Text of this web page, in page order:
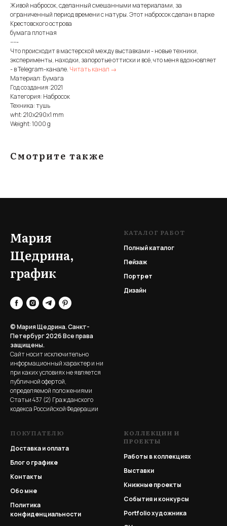
Живой набросок, сделанный смешанными материалами, за
ограниченный период времени с натуры. Этот набросок сделан в парке
Крестовского острова
бумага плотная
-----
Что происходит в мастерской между выставками - новые техники,
эксперименты, находки, запоротые оттиски и всё, что меня вдохновляет
- в Telegram-канале. Читать канал →
Материал: Бумага
Год создания: 2021
Категория: Набросок
Техника: тушь
wht: 210x290x1 mm
Weight: 1000 g
Смотрите также
Мария
Щедрина,
график
© Мария Щедрина. Санкт-
Петербург 2026Все права
защищены.
Сайт носит исключительно
информационный характер и ни
при каких условиях не является
публичной офертой,
определяемой положениями
Статьи 437 (2) Гражданского
кодекса Российской Федерации
КАТАЛОГ РАБОТ
Полный каталог
Пейзаж
Портрет
Дизайн
ПОКУПАТЕЛЮ
Доставка и оплата
Блог о графике
Контакты
Обо мне
Политика
конфиденциальности
КОЛЛЕКЦИИ И
ПРОЕКТЫ
Работы в коллекциях
Выставки
Книжные проекты
События и конкурсы
Portfolioхудожника